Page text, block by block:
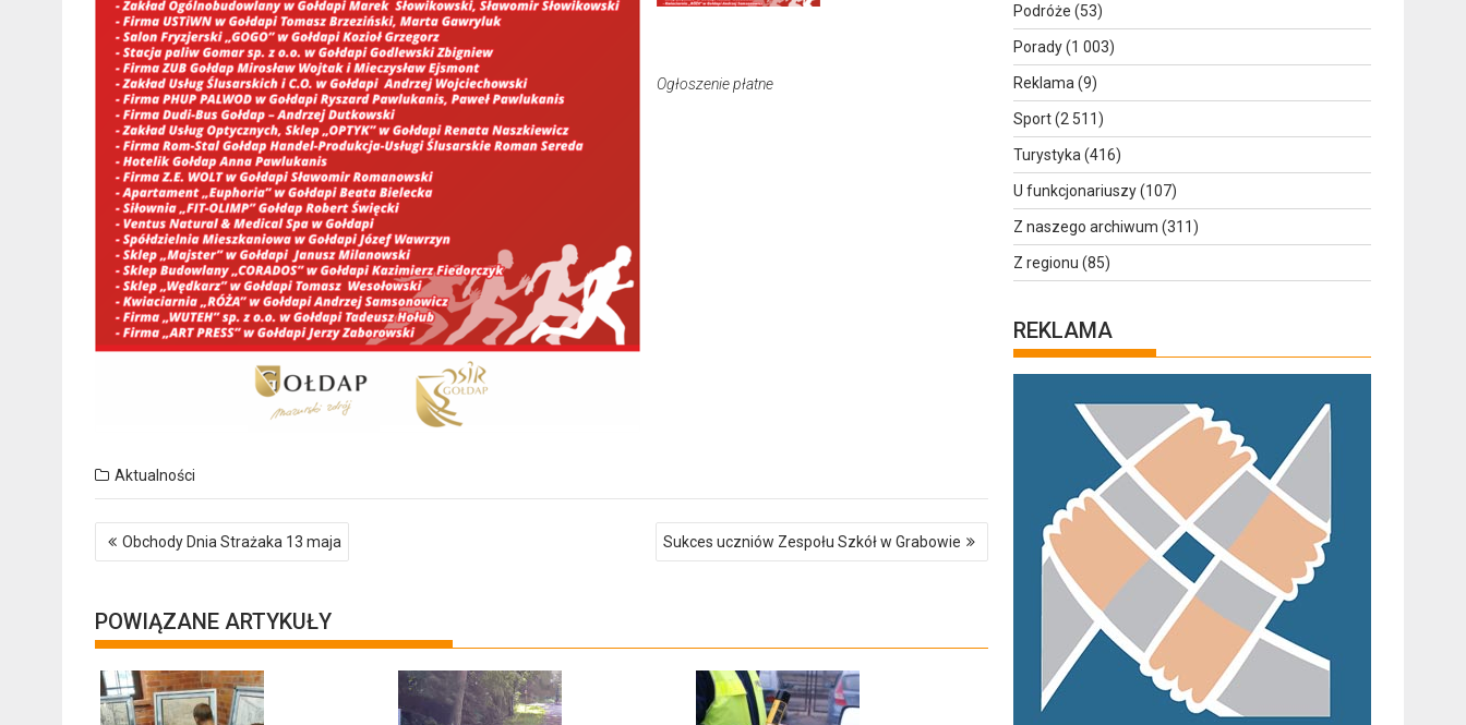
Ogłoszenie płatne
Aktualności
Nawigacja
wpisu
Obchody Dnia Strażaka 13 maja Sukces uczniów Zespołu Szkół w Grabowie
POWIĄZANE ARTYKUŁY
Podróże (53)
Porady(1 003)
Reklama (9)
Sport(2 511)
Turystyka (416)
U funkcjonariuszy(107)
Z naszego archiwum (311)
Z regionu (85)
REKLAMA